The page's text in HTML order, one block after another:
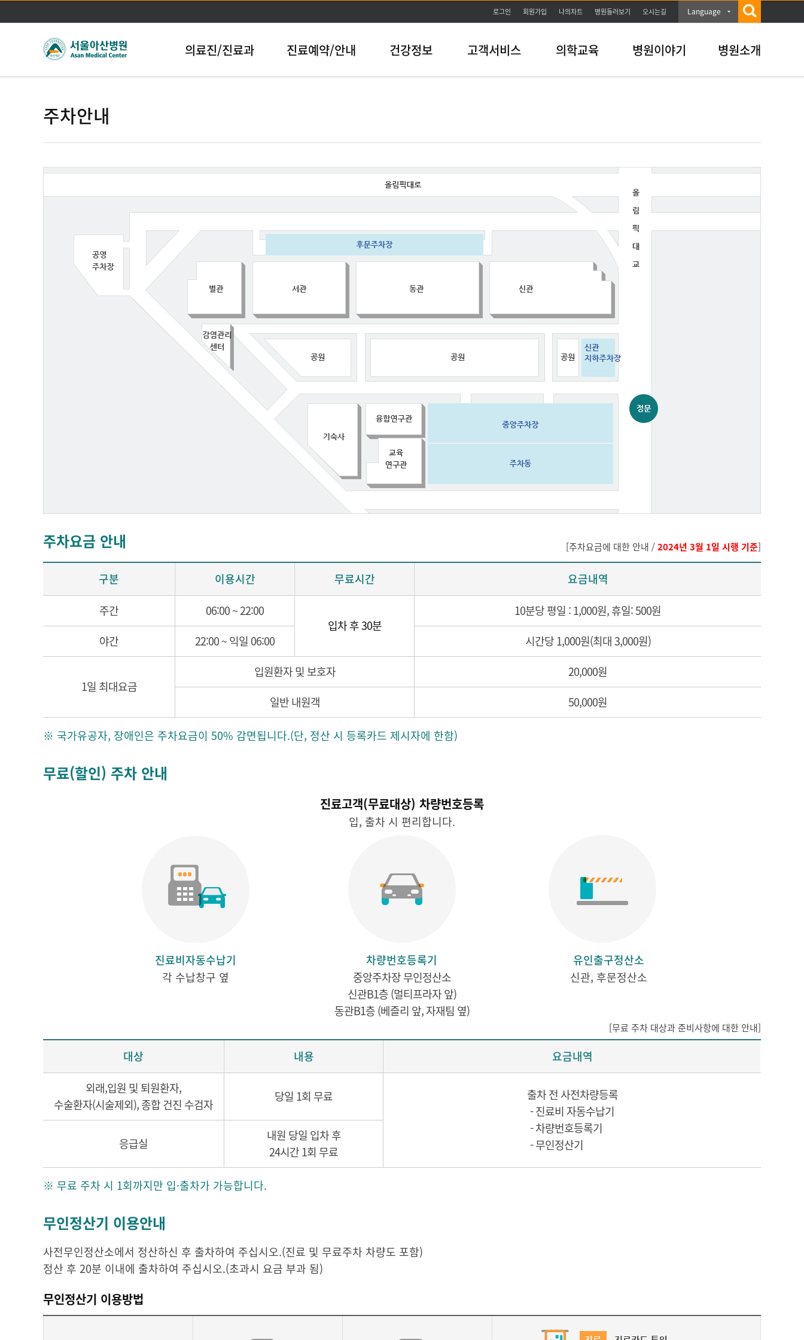
본문바로가기
로그인 회원가입 나의차트 병원둘러보기 오시는길 Language
의료진/진료과 진료예약/안내 건강정보 고객서비스 의학교육 병원이야기 병원소개
주차안내
주차요금 안내 [주차요금에 대한 안내 /2024년 3월 1일 시행 기준]
구분 이용시간 무료시간
요금내역
주간
06:00 ~ 22:00
입차 후 30분
10분당 평일 : 1,000원, 휴일: 500원
야간
22:00 ~ 익일 06:00 시간당 1,000원(최대 3,000원)
1일 최대요금
입원환자 및 보호자
20,000원
일반 내원객
50,000원
※ 국가유공자, 장애인은 주차요금이 50% 감면됩니다.(단, 정산 시 등록카드 제시자에 한함)
무료(할인) 주차 안내
진료고객(무료대상) 차량번호등록
입, 출차 시 편리합니다.
진료비자동수납기
각 수납창구 옆
차량번호등록기
중앙주차장 무인정산소
신관B1층 (멀티프라자 앞)
동관B1층 (베즐리 앞, 자재팀 옆)
유인출구정산소
신관, 후문정산소
[무료 주차 대상과 준비사항에 대한 안내]
대상 내용
요금내역
외래,입원 및 퇴원환자,
수술환자(시술제외), 종합 건진 수검자
당일 1회 무료
출차 전 사전차량등록
- 진료비 자동수납기
- 차량번호등록기
- 무인정산기
응급실
내원 당일 입차 후
24시간 1회 무료
※ 무료 주차 시 1회까지만 입·출차가 가능합니다.
무인정산기 이용안내
사전무인정산소에서 정산하신 후 출차하여 주십시오.(진료 및 무료주차 차량도 포함)
정산 후 20분 이내에 출차하여 주십시오.(초과시 요금 부과 됨)
무인정산기 이용방법